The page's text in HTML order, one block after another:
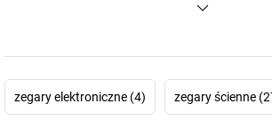
ścienne stały się stylowymi dodatkami
+Pokaż więcej
zegary elektroniczne (4)
zegary ścienne